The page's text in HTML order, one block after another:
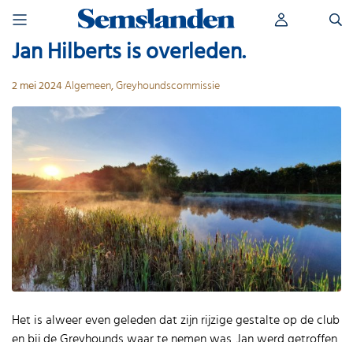
naar:
Jan Hilberts is overleden.
2 mei 2024 Algemeen, Greyhoundscommissie
Het is alweer even geleden dat zijn rijzige gestalte op de club
en bij de Greyhounds waar te nemen was. Jan werd getroffen